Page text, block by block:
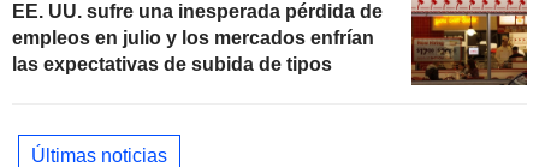
EE. UU. sufre una inesperada pérdida de
empleos en julio y los mercados enfrían
las expectativas de subida de tipos
Últimas noticias